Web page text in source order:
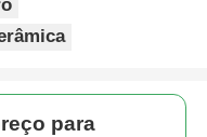
para